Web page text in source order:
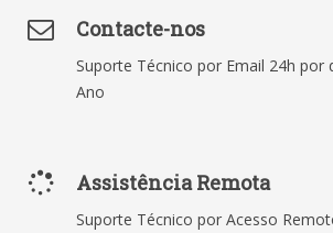
Contacte-nos
Suporte Técnico por Email 24h por
Ano
Assistência Remota
Suporte Técnico por Acesso